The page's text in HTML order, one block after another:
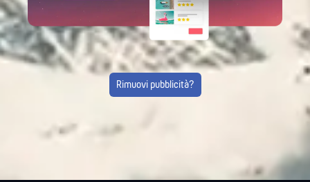
Rimuovi pubblicità?